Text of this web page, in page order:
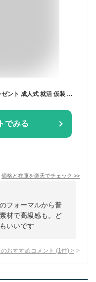
ネクタイ 父の日 ギフト クリスマス プレゼント 成人式 就活 仮装 コスプレ ブランド MUK-H-SET無地 Necktie ブランド シルク silk
でみる
価格と在庫を楽天でチェック >>
フォーマルから普
材で高級感も。ど
いいです
おすすめコメント (1 件) >